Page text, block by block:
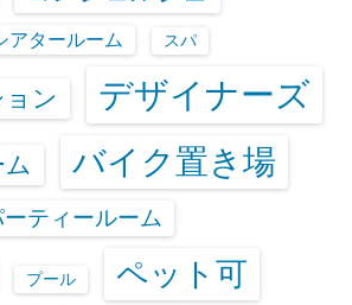
アタールーム スパ
ン デザイナーズ
ム バイク置き場
ーティールーム
プール ペット可